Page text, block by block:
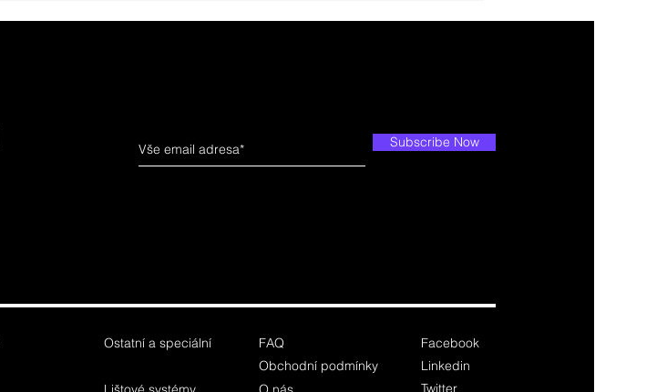
Subscribe Now
Ostatní a speciální
FAQ
Obchodní podmínky
Facebook
Linkedin
Twitter